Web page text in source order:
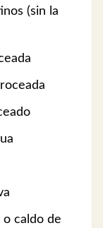
(sin la
caldo de